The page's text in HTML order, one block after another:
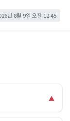
년 8월 9일 오전 12:45
▲